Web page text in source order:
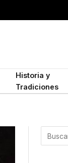
Historia y
Tradiciones